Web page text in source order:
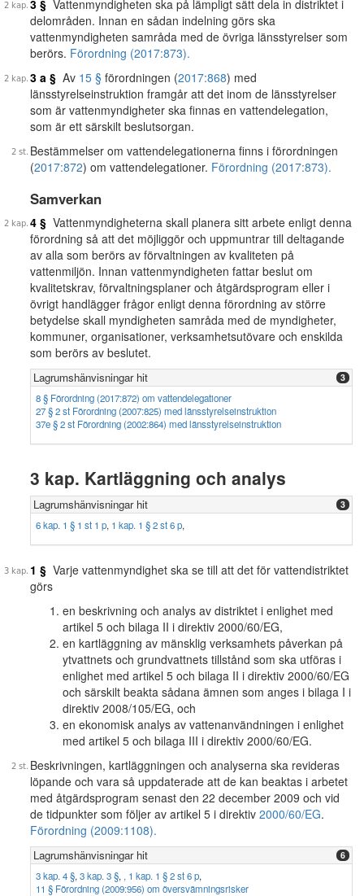
3 § Vattenmyndigheten ska på lämpligt sätt dela in distriktet i
delområden. Innan en sådan indelning görs ska
vattenmyndigheten samråda med de övriga länsstyrelser som
berörs. Förordning (2017:873).
3 a § Av 15 § förordningen (2017:868) med
länsstyrelseinstruktion framgår att det inom de länsstyrelser
som är vattenmyndigheter ska finnas en vattendelegation,
som är ett särskilt beslutsorgan.
Bestämmelser om vattendelegationerna finns i förordningen
(2017:872) om vattendelegationer. Förordning (2017:873).
Samverkan
4 § Vattenmyndigheterna skall planera sitt arbete enligt denna
förordning så att det möjliggör och uppmuntrar till deltagande
av alla som berörs av förvaltningen av kvaliteten på
vattenmiljön. Innan vattenmyndigheten fattar beslut om
kvalitetskrav, förvaltningsplaner och åtgärdsprogram eller i
övrigt handlägger frågor enligt denna förordning av större
betydelse skall myndigheten samråda med de myndigheter,
kommuner, organisationer, verksamhetsutövare och enskilda
som berörs av beslutet.
Lagrumshänvisningar hit 3
8 § Förordning (2017:872) om vattendelegationer
27 § 2 st Förordning (2007:825) med länsstyrelseinstruktion
37e § 2 st Förordning (2002:864) med länsstyrelseinstruktion
3 kap. Kartläggning och analys
Lagrumshänvisningar hit 3
6 kap. 1 § 1 st 1 p, 1 kap. 1 § 2 st 6 p,
1 § Varje vattenmyndighet ska se till att det för vattendistriktet
görs
en beskrivning och analys av distriktet i enlighet med
artikel 5 och bilaga II i direktiv 2000/60/EG,
en kartläggning av mänsklig verksamhets påverkan på
ytvattnets och grundvattnets tillstånd som ska utföras i
enlighet med artikel 5 och bilaga II i direktiv 2000/60/EG
och särskilt beakta sådana ämnen som anges i bilaga I i
direktiv 2008/105/EG, och
en ekonomisk analys av vattenanvändningen i enlighet
med artikel 5 och bilaga III i direktiv 2000/60/EG.
Beskrivningen, kartläggningen och analyserna ska revideras
löpande och vara så uppdaterade att de kan beaktas i arbetet
med åtgärdsprogram senast den 22 december 2009 och vid
de tidpunkter som följer av artikel 5 i direktiv 2000/60/EG.
Förordning (2009:1108).
Lagrumshänvisningar hit 6
3 kap. 4 §, 3 kap. 3 §, , 1 kap. 1 § 2 st 6 p,
11 § Förordning (2009:956) om översvämningsrisker